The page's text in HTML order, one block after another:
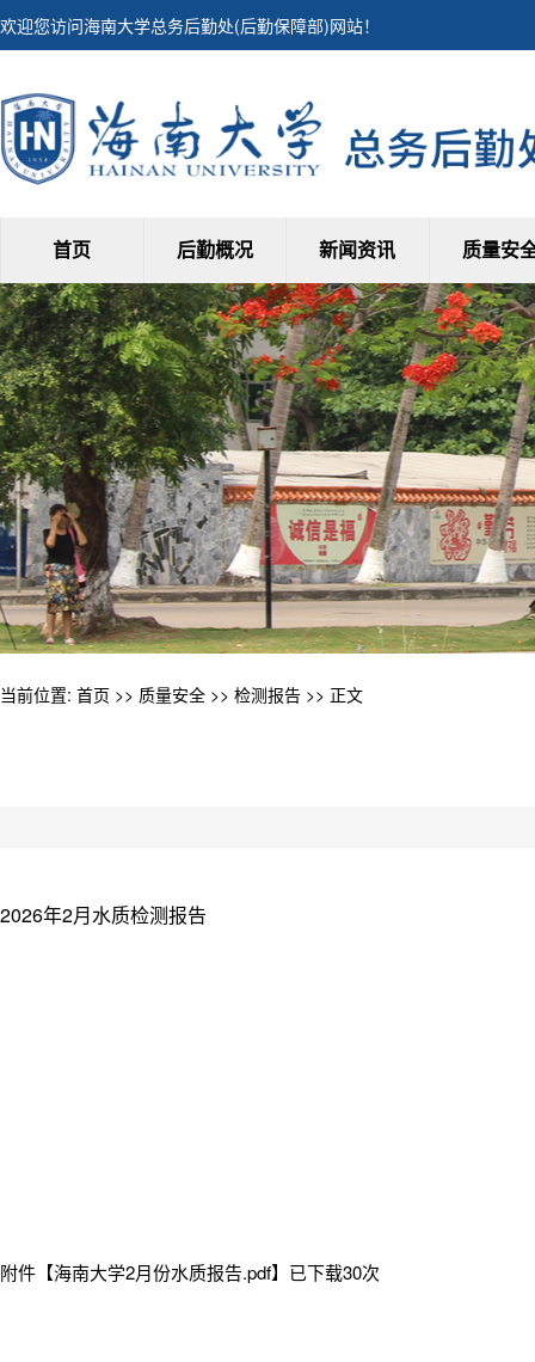
欢迎您访问海南大学总务后勤处(后勤保障部)网站！
首页 后勤概况 新闻资讯 质量安
当前位置: 首页 >> 质量安全 >> 检测报告 >> 正文
2026年2月水质检测报告
附件【海南大学2月份水质报告.pdf】已下载30次